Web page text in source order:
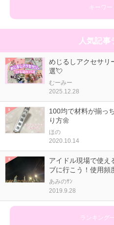
キーワー
人気記事
めじるしアクセサリ
選💘
むーみー
2025.12.28
100均で材料が揃っ
り方🌼
ほの
2020.10.14
アイドル現場で使え
ブに行こう！使用頻
あみのｻﾝ
2019.9.28
ランキング